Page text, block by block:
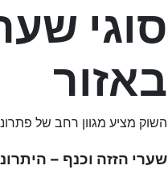
סוגי
באזור
השוק מציע מגוון רחב של
שערי הזזה וכנף –